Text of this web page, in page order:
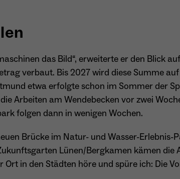
eine zufällige, pseudonyme ID, damit erkannt
ob ein Besucher neu oder wiederkehrend ist.
das Bild“, erweiterte er den Blick
verbaut. Bis 2027 wird diese Summe
etwa erfolgte schon im Sommer der
Arbeiten am Wendebecken vor zwei
folgen dann in wenigen Wochen.
Brücke im Natur- und Wasser-Erlebnis-
Lünen/Bergkamen kämen die
in den Städten höre und spüre ich: Die